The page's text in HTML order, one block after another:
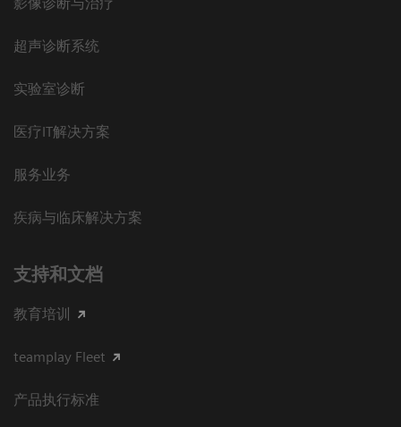
超声诊断系统
实验室诊断
医疗IT解决方案
服务业务
疾病与临床解决方案
支持和文档
教育培训
teamplay Fleet
产品执行标准